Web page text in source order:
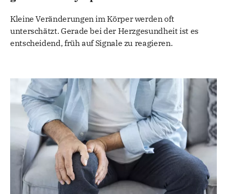
Kleine Veränderungen im Körper werden oft
unterschätzt. Gerade bei der Herzgesundheit ist es
entscheidend, früh auf Signale zu reagieren.